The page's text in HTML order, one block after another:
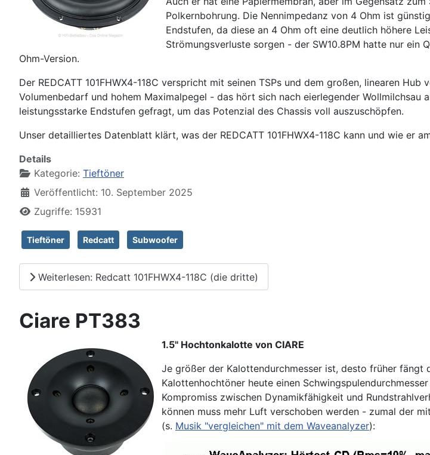
Polkernbohrung. Die Nennimpedanz von 4 Ohm ist
Endstufen, da diese an 4 Ohm oft eine deutlich höhere
Strömungsverluste sorgen - der SW10.8PM hatte nur ein
Ohm-Version.
Der REDCATT 101FHWX4-118C verspricht mit seinen TSPs und dem großen, linearen
Volumenbedarf und hohem Maximalpegel - das hört sich nach eierlegender Wollmilchsau
leistungsstarke Endstufen gefragt, um das Potenzial des Chassis voll auszuschöpfen.
Unser detailliertes Datenblatt klärt, was der REDCATT 101FHWX4-118C kann und wie er
Details
Kategorie: Tieftöner
Veröffentlicht: 10. September 2025
Zugriffe: 15931
Tieftöner Redcatt Subwoofer
Weiterlesen: Redcatt 101FHWX4-118C (die dritte)
Ciare PT383
1.5" Hochtonkalotte von CIARE
Je größer der Kalottendurchmesser ist, desto früher fängt
Kalottenhochtöner heute einen
Kompromiss zwischen Dynamikfähigkeit und
können muss mehr Luft verschoben werden - zumal der
(s. Musik "vergleichen" mit dem Waveanalyzer):